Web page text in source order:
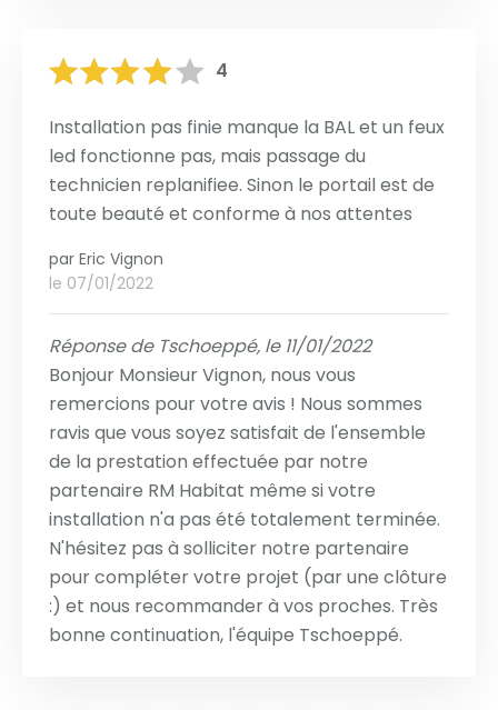
4
Installation pas finie manque la BAL et un feux
led fonctionne pas, mais passage du
technicien replanifiee. Sinon le portail est de
toute beauté et conforme à nos attentes
par Eric Vignon
le 07/01/2022
Réponse de Tschoeppé, le 11/01/2022
Bonjour Monsieur Vignon, nous vous
remercions pour votre avis ! Nous sommes
ravis que vous soyez satisfait de l'ensemble
de la prestation effectuée par notre
partenaire RM Habitat même si votre
installation n'a pas été totalement terminée.
N'hésitez pas à solliciter notre partenaire
pour compléter votre projet (par une clôture
:) et nous recommander à vos proches. Très
bonne continuation, l'équipe Tschoeppé.